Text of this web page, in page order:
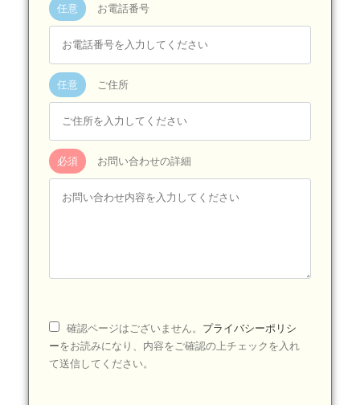
任意 お電話番号
任意 ご住所
必須 お問い合わせの詳細
確認ページはございません。 プライバシーポリシ
ーをお読みになり、内容をご確認の上チェックを入れ
て送信してください。